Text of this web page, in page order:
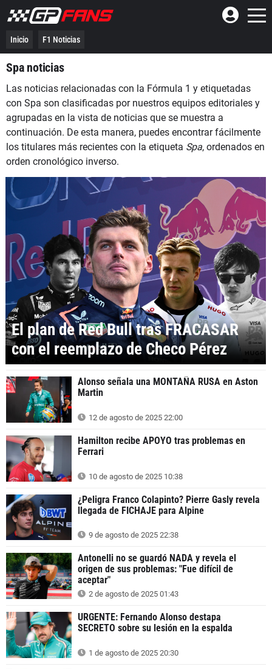
Inicio F1 Noticias
Spa noticias
Las noticias relacionadas con la Fórmula 1 y etiquetadas
con Spa son clasificadas por nuestros equipos editoriales y
agrupadas en la vista de noticias que se muestra a
continuación. De esta manera, puedes encontrar fácilmente
los titulares más recientes con la etiqueta Spa, ordenados en
orden cronológico inverso.
El plan de Red Bull tras FRACASAR
con el reemplazo de Checo Pérez
Alonso señala una MONTAÑA RUSA en Aston
Martin
12 de agosto de 2025 22:00
Hamilton recibe APOYO tras problemas en
Ferrari
10 de agosto de 2025 10:38
¿Peligra Franco Colapinto? Pierre Gasly revela
llegada de FICHAJE para Alpine
9 de agosto de 2025 22:38
Antonelli no se guardó NADA y revela el
origen de sus problemas: "Fue difícil de
aceptar"
2 de agosto de 2025 01:43
URGENTE: Fernando Alonso destapa
SECRETO sobre su lesión en la espalda
1 de agosto de 2025 20:30